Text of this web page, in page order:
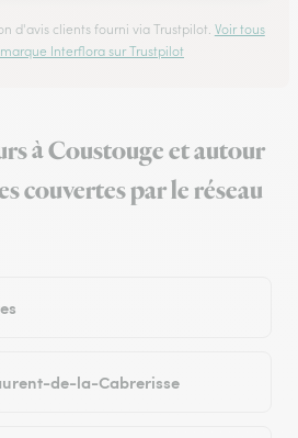
d'avis clients fourni via Trustpilot. Voir tous
Interflora sur Trustpilot
à Coustouge et autour
couvertes par le réseau
de-la-Cabrerisse